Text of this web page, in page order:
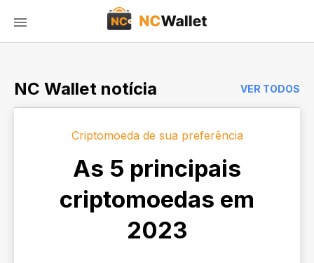
NC Wallet notícia VER TODOS
Criptomoeda de sua preferência
As 5 principais
criptomoedas em
2023